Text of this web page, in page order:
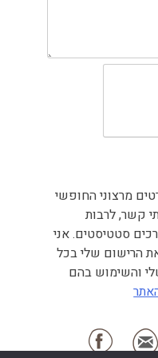
מרצוני החופשי
קשר, לרבות
באמצעות דיוור ישיר, וכן לצרכים סטטיסטים. אני
הרישום שלי בכל
והשימוש בהם